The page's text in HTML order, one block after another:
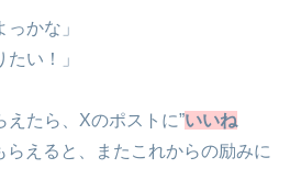
っかな」
たい！」
えたら、Xのポストに”いいね
らえると、またこれからの励みに